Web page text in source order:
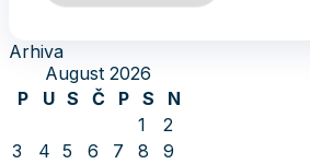
Arhiva
August 2026
P
U S Č P S
N
1
2
3
4 5 6 7 8
9